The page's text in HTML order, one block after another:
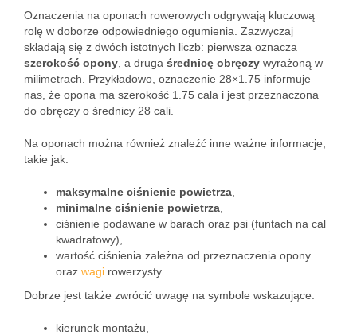
Oznaczenia na oponach rowerowych odgrywają kluczową
rolę w doborze odpowiedniego ogumienia. Zazwyczaj
składają się z dwóch istotnych liczb: pierwsza oznacza
szerokość opony , a druga średnicę obręczy wyrażoną w
milimetrach. Przykładowo, oznaczenie 28×1.75 informuje
nas, że opona ma szerokość 1.75 cala i jest przeznaczona
do obręczy o średnicy 28 cali.
Na oponach można również znaleźć inne ważne informacje,
takie jak:
maksymalne ciśnienie powietrza
minimalne ciśnienie powietrza
ciśnienie podawane w barach oraz psi (funtach na cal
kwadratowy),
wartość ciśnienia zależna od przeznaczenia opony
oraz wagi rowerzysty.
Dobrze jest także zwrócić uwagę na symbole wskazujące:
kierunek montażu,